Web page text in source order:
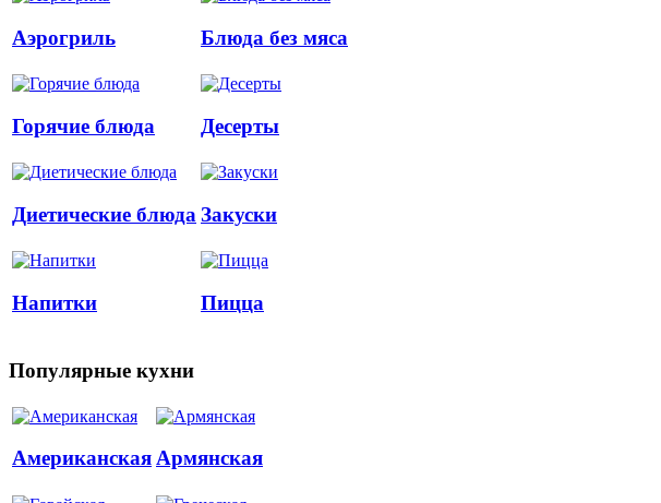
Аэрогриль Блюда без мяса
Горячие блюда Десерты
Диетические блюда Закуски
Напитки Пицца
Популярные кухни
АмериканскаяАрмянская